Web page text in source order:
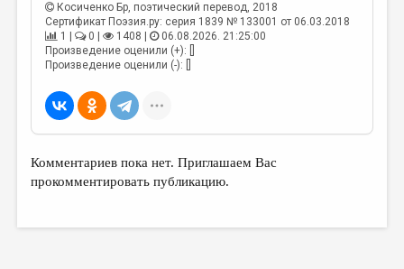
Косиченко Бр, поэтический перевод, 2018
Сертификат Поэзия.ру: серия 1839 № 133001 от 06.03.2018
1 |
0 | 1408 |
06.08.2026. 21:25:00
Произведение оценили (+): []
Произведение оценили (-): []
Комментариев пока нет. Приглашаем Вас
прокомментировать публикацию.